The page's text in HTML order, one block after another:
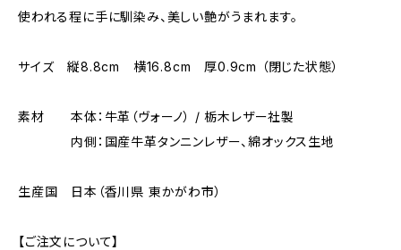
使われる程に手に馴染み、美しい艶がうまれます。
サイズ 縦8.8cm 横16.8cm 厚0.9cm （閉じた状態）
素材 本体：牛革（ヴォーノ） / 栃木レザー社製
内側：国産牛革タンニンレザー、綿オックス生地
生産国 日本（香川県 東かがわ市）
【ご注文について】